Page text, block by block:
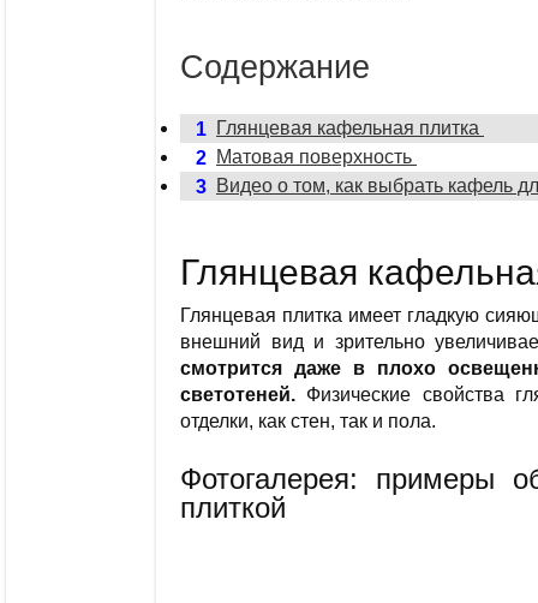
Содержание
1
Глянцевая кафельная плитка
2
Матовая поверхность
3
Видео о том, как выбрать кафель
Глянцевая
Глянцевая плитка имеет гладкую
внешний вид и зрительно
смотрится даже в плохо
светотеней. Физические свойства
отделки, как стен, так и пола.
Фотогалерея: примеры
плиткой